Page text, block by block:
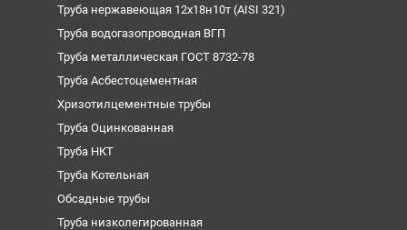
Труба нержавеющая 12х18н10т (AISI 321)
Труба водогазопроводная ВГП
Труба металлическая ГОСТ 8732-78
Труба Асбестоцементная
Хризотилцементные трубы
Труба Оцинкованная
Труба НКТ
Труба Котельная
Обсадные трубы
Труба низколегированная